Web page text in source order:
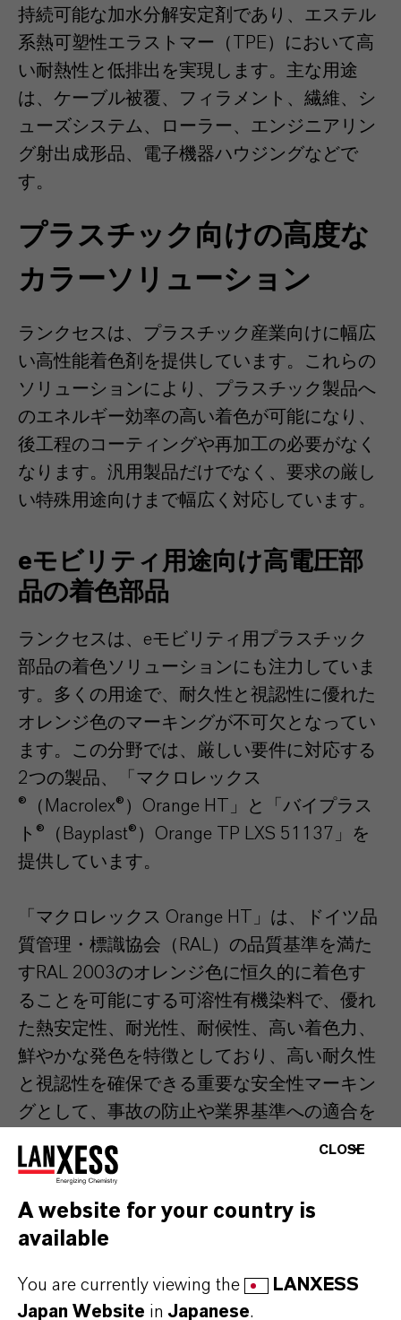
持続可能な加水分解安定剤であり、エステル
系熱可塑性エラストマー（TPE）において高
い耐熱性と低排出を実現します。主な用途
は、ケーブル被覆、フィラメント、繊維、シ
ューズシステム、ローラー、エンジニアリン
グ射出成形品、電子機器ハウジングなどで
す。
プラスチック向けの高度な
カラーソリューション
ランクセスは、プラスチック産業向けに幅広
い高性能着色剤を提供しています。これらの
ソリューションにより、プラスチック製品へ
のエネルギー効率の高い着色が可能になり、
後工程のコーティングや再加工の必要がなく
なります。汎用製品だけでなく、要求の厳し
い特殊用途向けまで幅広く対応しています。
eモビリティ用途向け高電圧部
品の着色部品
ランクセスは、eモビリティ用プラスチック
部品の着色ソリューションにも注力していま
す。多くの用途で、耐久性と視認性に優れた
オレンジ色のマーキングが不可欠となってい
ます。この分野では、厳しい要件に対応する
2つの製品、「マクロレックス
®（Macrolex®）Orange HT」と「バイプラス
ト®（Bayplast®）Orange TP LXS 51137」を
提供しています。
「マクロレックス Orange HT」は、ドイツ品
質管理・標識協会（RAL）の品質基準を満た
すRAL 2003のオレンジ色に恒久的に着色す
ることを可能にする可溶性有機染料で、優れ
た熱安定性、耐光性、耐候性、高い着色力、
鮮やかな発色を特徴としており、高い耐久性
と視認性を確保できる重要な安全性マーキン
グとして、事故の防止や業界基準への適合を
フリーの染料は、高温での加工に耐える着色
剤が求められることの多いエンジニアリング
プラスチック及びスーパーエンジニアリング
プラスチックに最適であり、一貫して高い品
CLOSE
A website for your country is
available
You are currently viewing the
LANXESS
Japan Website inJapanese.